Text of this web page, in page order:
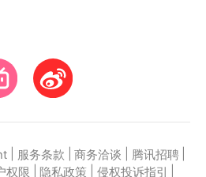
服务条款 商务洽谈 腾讯招聘
权限 隐私政策 侵权投诉指引